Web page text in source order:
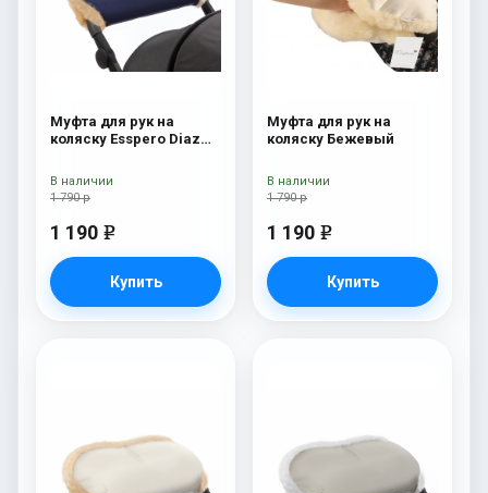
Муфта для рук на
коляску Esspero Diaz
Navy
1 790 р
1 190 e
Купить
В наличии
Муфта для рук на
коляску Бежевый
1 790 р
1 190 e
Купить
В наличии